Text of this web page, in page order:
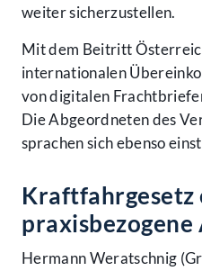
weiter sicherzustellen.
Mit dem Beitritt
internationalen
von digitalen
Die Abgeordneten des
sprachen sich ebenso
praxisbezogene
Hermann Weratschnig